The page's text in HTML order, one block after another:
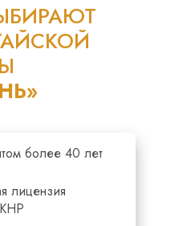
более 40 лет
лицензия